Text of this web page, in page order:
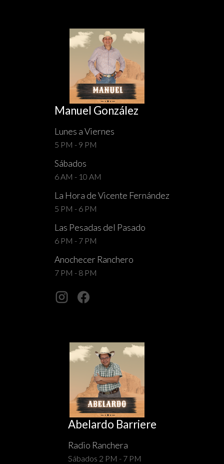
Manuel González
Lunes a Viernes
5 PM - 9 PM
Sábados
6 AM - 10 AM
La Hora de Vicente Fernández
5 PM - 6 PM
Las Pesadas del Pasado
6 PM - 7 PM
Anochecer Ranchero
7 PM - 8 PM
Abelardo Barriere
Radio Ranchera
Sábados 2 PM - 7 PM